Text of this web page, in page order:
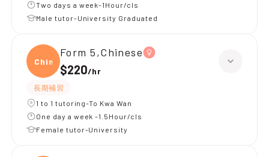
Two days a week-1Hour/cls
Male tutor-University Graduated
Chine
Form 5,Chinese
$220/hr
長期補習
1 to 1 tutoring-To Kwa Wan
One day a week -1.5Hour/cls
Female tutor-University